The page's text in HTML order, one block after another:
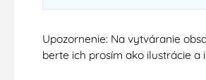
Upozornenie: Na vytváranie
berte ich prosím ako ilustrácie